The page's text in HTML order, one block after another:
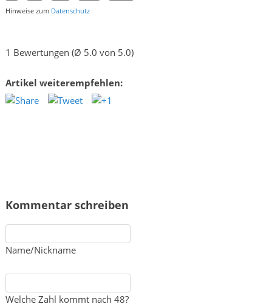
Hinweise zum Datenschutz
1 Bewertungen (Ø 5.0 von 5.0)
Artikel weiterempfehlen:
Kommentar schreiben
Name/Nickname
Welche Zahl kommt nach 48?